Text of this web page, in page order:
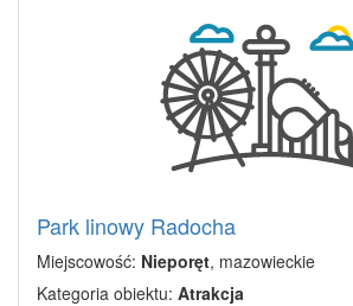
Park linowy Radocha
Miejscowość: Nieporęt, mazowieckie
Kategoria obiektu: Atrakcja